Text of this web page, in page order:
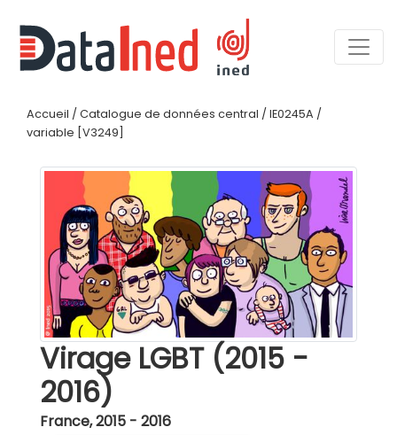
Accueil / Catalogue de données central / IE0245A /
variable [V3249]
Virage LGBT (2015 -
2016)
France,2015 - 2016